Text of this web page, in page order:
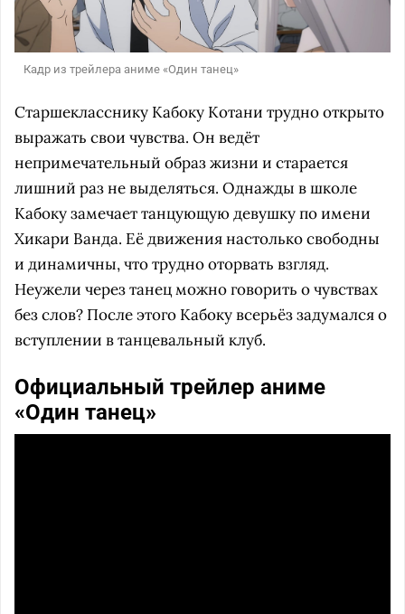
Кадр из трейлера аниме «Один танец»
Старшекласснику Кабоку Котани трудно открыто
выражать свои чувства. Он ведёт
непримечательный образ жизни и старается
лишний раз не выделяться. Однажды в школе
Кабоку замечает танцующую девушку по имени
Хикари Ванда. Её движения настолько свободны
и динамичны, что трудно оторвать взгляд.
Неужели через танец можно говорить о чувствах
без слов? После этого Кабоку всерьёз задумался о
вступлении в танцевальный клуб.
Официальный трейлер аниме
«Один танец»